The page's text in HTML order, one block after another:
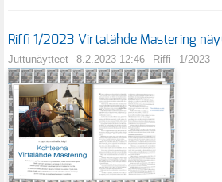
Riffi 1/2023 Virtalähde Mastering
Juttunäytteet 8.2.2023 12:46 Riffi 1/2023